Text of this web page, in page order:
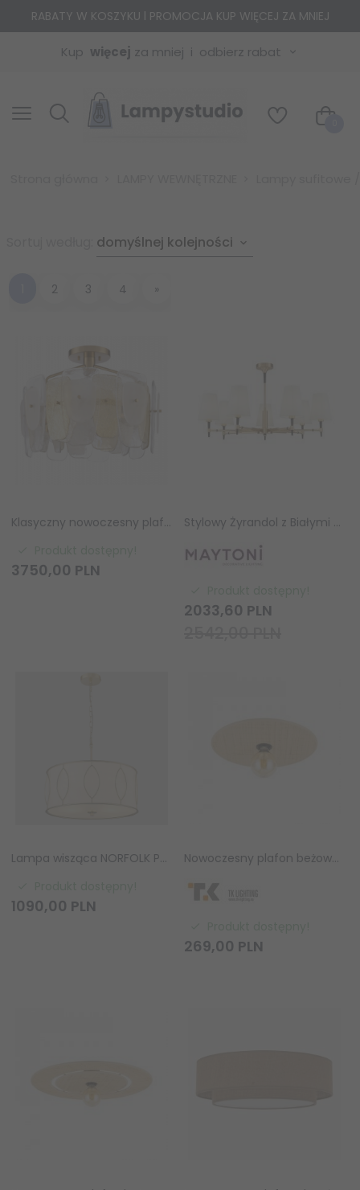
RABATY W KOSZYKU l PROMOCJA KUP WIĘCEJ ZA MNIEJ
Kup więcej za mniej odbierz rabat
sort
domyślnej kolejności
2 3 4 »
Klasyczny nowoczesny plafon sufitowy mosiężny szklany RICHMOND P06507BR
3750,00 PLN
Stylowy Żyrandol z Białymi Abażurami w Kolorze Mosiądzu ZARAGOZA Maytoni H001CL-07BS
2033,60 PLN
Lampa wisząca NORFOLK P04576AM-WH złoty mat biały abażur 50 cm Cosmo Light
1090,00 PLN
Nowoczesny plafon beżowy okrągły 38cm słomkowy abażur w stylu boho industrialny CALMA 11350 TK-Lighting
269,00 PLN